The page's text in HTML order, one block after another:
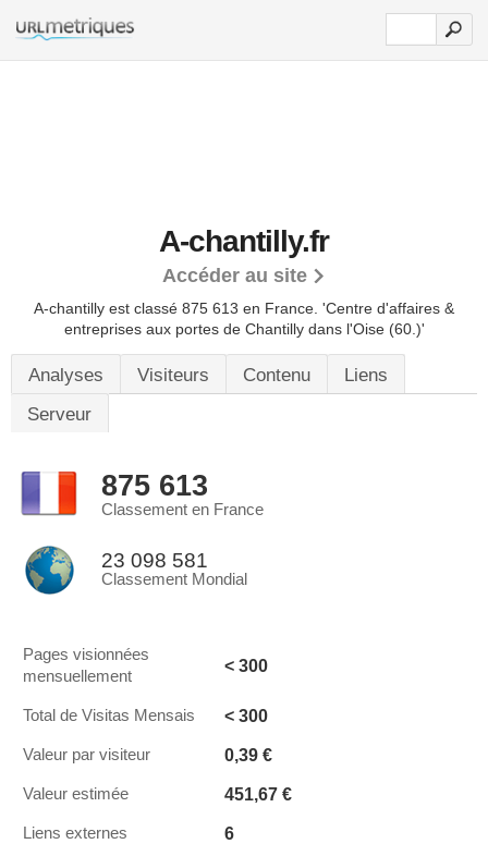
A-chantilly.fr
Accéder au site
A-chantilly est classé 875 613 en France. 'Centre d'affaires &
entreprises aux portes de Chantilly dans l'Oise (60.)'
Analyses Visiteurs Contenu
Liens
Serveur
875 613
Classement en France
23 098 581
Classement Mondial
Pages visionnées
mensuellement
< 300
Total de Visitas Mensais < 300
Valeur par visiteur 0,39 €
Valeur estimée 451,67 €
Liens externes 6